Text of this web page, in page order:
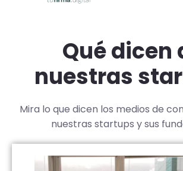
Qué dicen
nuestras
Mira lo que dicen los medios de
nuestras startups y sus